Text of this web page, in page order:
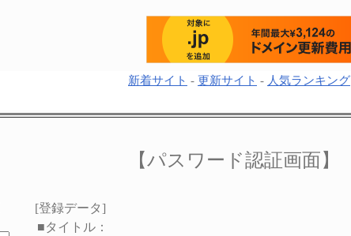
新着サイト - 更新サイト - 人気ランキング
【パスワード認証画面】
[登録データ]
■タイトル：